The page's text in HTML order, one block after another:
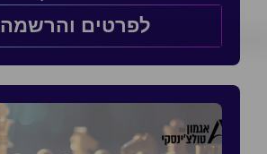
לפרטים והרשמה